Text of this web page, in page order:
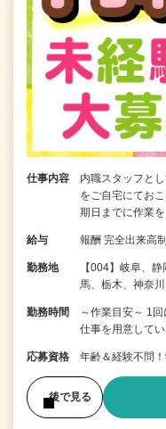
仕事内容
内職スタッフと
をご自宅にてお
期日までに作業
給与 報酬 完全出来高制
勤務地
【004】岐阜、
馬、栃木、神奈
勤務時間
～作業目安～ 1
仕事を用意して
応募資格 年齢＆経験不問
後で見る